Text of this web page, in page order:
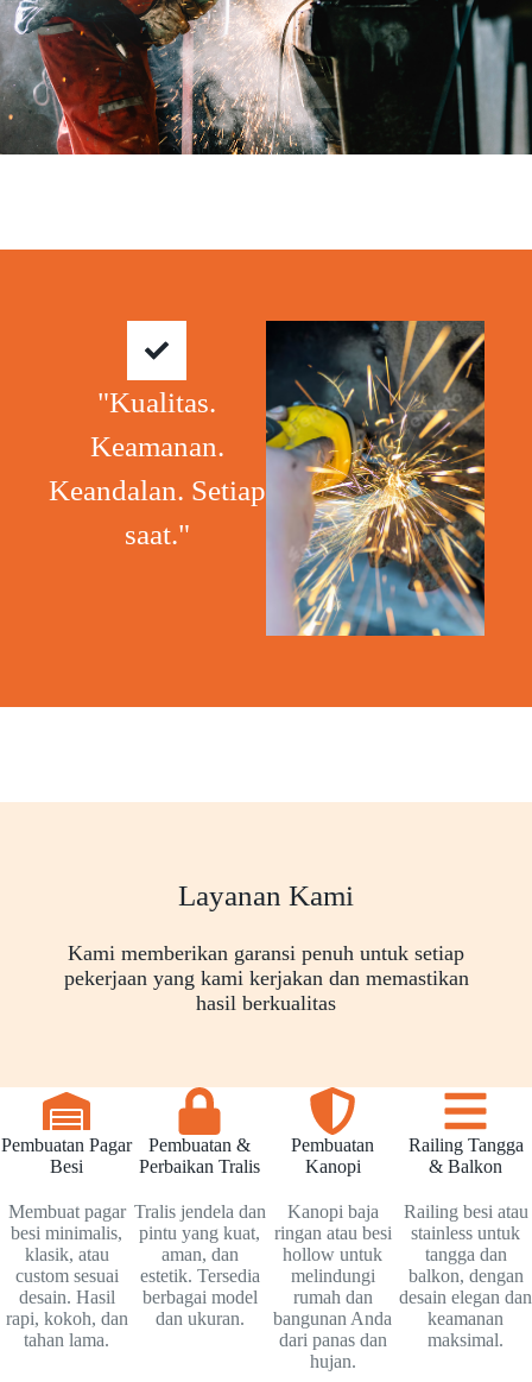
"Kualitas.
Keamanan.
Keandalan. Setiap
saat."
Layanan Kami
Kami memberikan garansi penuh untuk setiap
pekerjaan yang kami kerjakan dan memastikan
hasil berkualitas
Pembuatan Pagar
Besi
Membuat pagar
besi minimalis,
klasik, atau
custom sesuai
desain. Hasil
rapi, kokoh, dan
tahan lama.
Pembuatan &
Perbaikan Tralis
Tralis jendela dan
pintu yang kuat,
aman, dan
estetik. Tersedia
berbagai model
dan ukuran.
Pembuatan
Kanopi
Kanopi baja
ringan atau besi
hollow untuk
melindungi
rumah dan
bangunan Anda
dari panas dan
hujan.
Railing Tangga
& Balkon
Railing besi atau
stainless untuk
tangga dan
balkon, dengan
desain elegan dan
keamanan
maksimal.